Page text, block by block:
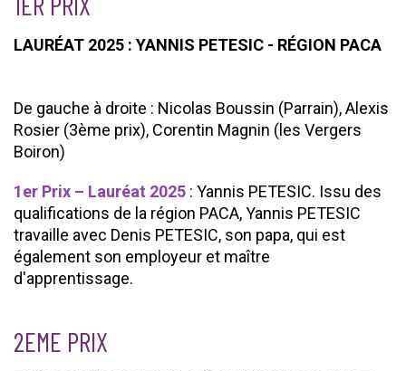
LAURÉAT 2025 : YANNIS PETESIC - RÉGION PACA
De gauche à droite : Nicolas Boussin (Parrain), Alexis
Rosier (3ème prix), Corentin Magnin (les Vergers
Boiron)
1er Prix – Lauréat 2025 : Yannis PETESIC. Issu des
qualifications de la région PACA, Yannis PETESIC
travaille avec Denis PETESIC, son papa, qui est
également son employeur et maître
d'apprentissage.
2EME PRIX